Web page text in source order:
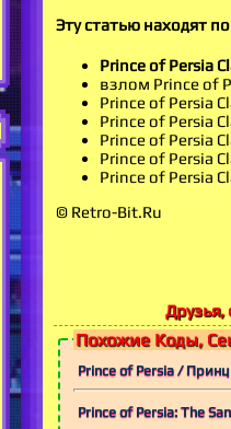
Эту статью находят
Prince of Persia
взлом Prince of
Prince of Persia
Prince of Persia
Prince of Persia
Prince of Persia
Prince of Persia
© Retro-Bit.Ru
Друзья,
Похожие Коды,
Prince of Persia /
Prince of Persia: The